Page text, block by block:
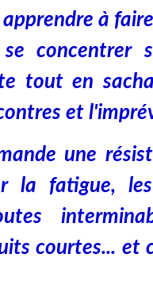
à
concentrer
tout en
et
une
la fatigue,
courtes... et